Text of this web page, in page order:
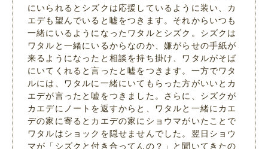
にいられるとシズクは応援しているように装い、カ
エデも望んでいると嘘をつきます。それからいつも
一緒にいるようになったワタルとシズク。シズクは
ワタルと一緒にいるからなのか、嫌がらせの手紙が
来るようになったと相談を持ち掛け、ワタルがそば
にいてくれると言ったと嘘をつきます。一方でワタ
ルには、ワタルに一緒にいてもらった方がいいとカ
エデが言ったと嘘をつきました。さらに、シズクが
カエデにノートを返すからと、ワタルと一緒にカエ
デの家に寄るとカエデの家にショウマがいたことで
ワタルはショックを隠せませんでした。翌日ショウ
マが「シズクと付き合ってんの？」と聞いてきたの